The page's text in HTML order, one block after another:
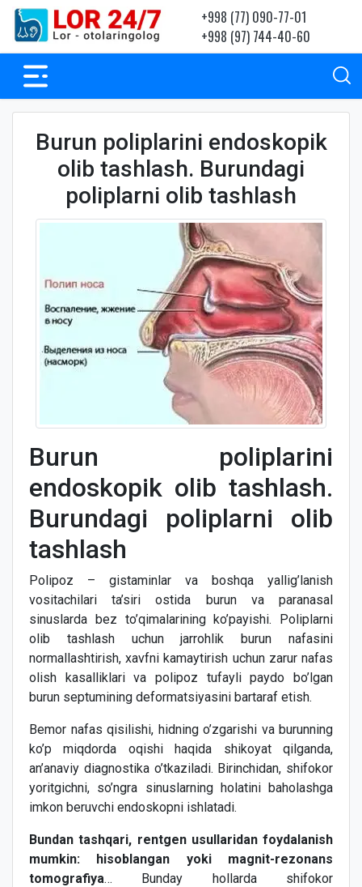
+998 (77) 090-77-01
+998 (97) 744-40-60
Burun poliplarini endoskopik
olib tashlash. Burundagi
poliplarni olib tashlash
Burun poliplarini
endoskopik olib tashlash.
Burundagi poliplarni olib
tashlash
Polipoz – gistaminlar va boshqa yallig’lanish
vositachilari ta’siri ostida burun va paranasal
sinuslarda bez to’qimalarining ko’payishi. Poliplarni
olib tashlash uchun jarrohlik burun nafasini
normallashtirish, xavfni kamaytirish uchun zarur nafas
olish kasalliklari va polipoz tufayli paydo bo’lgan
burun septumining deformatsiyasini bartaraf etish.
Bemor nafas qisilishi, hidning o’zgarishi va burunning
ko’p miqdorda oqishi haqida shikoyat qilganda,
an’anaviy diagnostika o’tkaziladi. Birinchidan, shifokor
yoritgichni, so’ngra sinuslarning holatini baholashga
imkon beruvchi endoskopni ishlatadi.
Bundan tashqari, rentgen usullaridan foydalanish
mumkin: hisoblangan yoki magnit-rezonans
tomografiya… Bunday hollarda shifokor